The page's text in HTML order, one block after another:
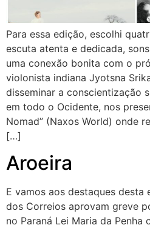
Para essa edição, escolhi
escuta atenta e dedicada,
uma conexão bonita com o
violonista indiana Jyotsna
disseminar a conscientização
em todo o Ocidente, nos
Nomad” (Naxos World) onde
[…]
Aroeira
E vamos aos destaques desta
dos Correios aprovam greve
no Paraná Lei Maria da Penha